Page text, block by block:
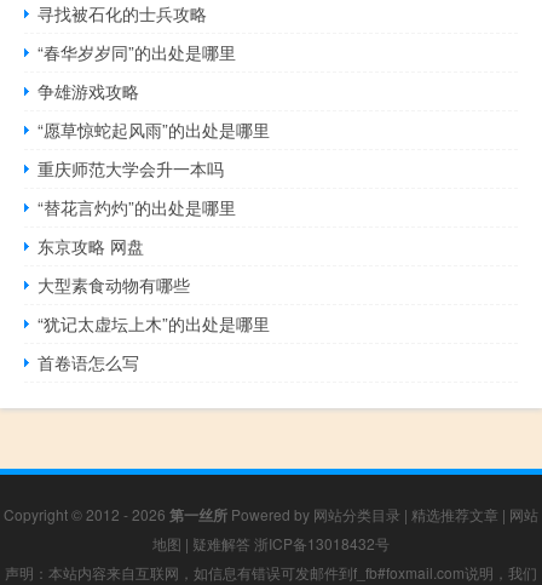
寻找被石化的士兵攻略
“春华岁岁同”的出处是哪里
争雄游戏攻略
“愿草惊蛇起风雨”的出处是哪里
重庆师范大学会升一本吗
“替花言灼灼”的出处是哪里
东京攻略 网盘
大型素食动物有哪些
“犹记太虚坛上木”的出处是哪里
首卷语怎么写
Copyright © 2012 - 2026 第一丝所 Powered by 网站分类目录 | 精选推荐文章 | 网站
地图 | 疑难解答 浙ICP备13018432号
声明：本站内容来自互联网，如信息有错误可发邮件到f_fb#foxmail.com说明，我们